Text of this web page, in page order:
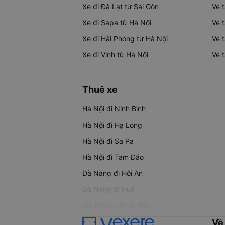
Xe đi Đà Lạt từ Sài Gòn
Xe đi Sapa từ Hà Nội
Xe đi Hải Phòng từ Hà Nội
Xe đi Vinh từ Hà Nội
Vé
Vé
Vé
Vé
Thuê xe
Hà Nội đi Ninh Bình
Hà Nội đi Hạ Long
Hà Nội đi Sa Pa
Hà Nội đi Tam Đảo
Đà Nẵng đi Hội An
Đà Nẵng đi Huế